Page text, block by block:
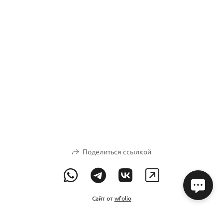
Поделиться ссылкой
Сайт отwfolio